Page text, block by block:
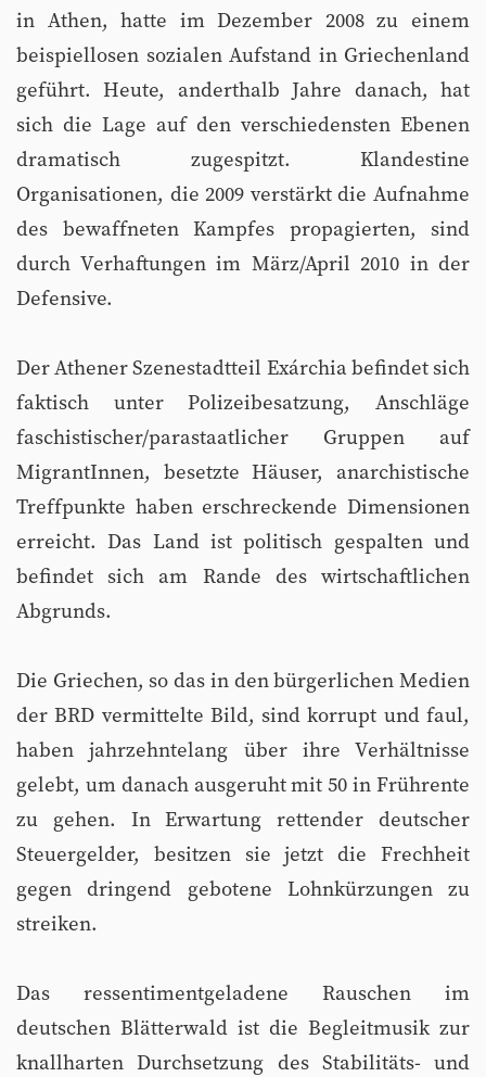
in Athen, hatte im Dezember 2008 zu einem
beispiellosen sozialen Aufstand in Griechenland
geführt. Heute, anderthalb Jahre danach, hat
sich die Lage auf den verschiedensten Ebenen
dramatisch zugespitzt. Klandestine
Organisationen, die 2009 verstärkt die Aufnahme
des bewaffneten Kampfes propagierten, sind
durch Verhaftungen im März/April 2010 in der
Defensive.
Der Athener Szenestadtteil Exárchia befindet sich
faktisch unter Polizeibesatzung, Anschläge
faschistischer/parastaatlicher Gruppen auf
MigrantInnen, besetzte Häuser, anarchistische
Treffpunkte haben erschreckende Dimensionen
erreicht. Das Land ist politisch gespalten und
befindet sich am Rande des wirtschaftlichen
Abgrunds.
Die Griechen, so das in den bürgerlichen Medien
der BRD vermittelte Bild, sind korrupt und faul,
haben jahrzehntelang über ihre Verhältnisse
gelebt, um danach ausgeruht mit 50 in Frührente
zu gehen. In Erwartung rettender deutscher
Steuergelder, besitzen sie jetzt die Frechheit
gegen dringend gebotene Lohnkürzungen zu
streiken.
Das ressentimentgeladene Rauschen im
deutschen Blätterwald ist die Begleitmusik zur
knallharten Durchsetzung des Stabilitäts- und